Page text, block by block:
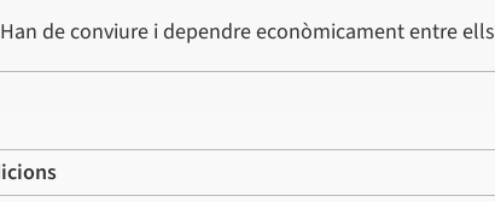
Han de conviure i dependre econòmicament entre ells